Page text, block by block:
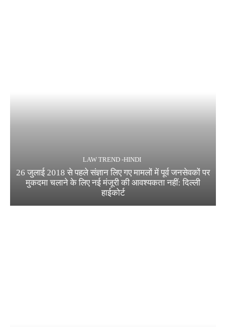
LAW TREND -HINDI
26 जुलाई 2018 से पहले संज्ञान लिए गए मामलों में पूर्व जनसेवकों पर
मुकदमा चलाने के लिए नई मंजूरी की आवश्यकता नहीं: दिल्ली
हाईकोर्ट